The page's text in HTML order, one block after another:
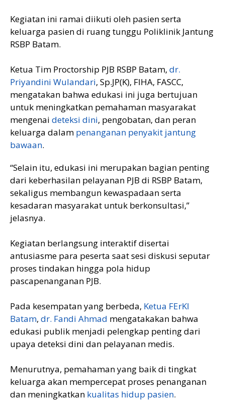
Kegiatan ini ramai diikuti oleh pasien serta
keluarga pasien di ruang tunggu Poliklinik Jantung
RSBP Batam.
Ketua Tim Proctorship PJB RSBP Batam, dr.
Priyandini Wulandari, Sp.JP(K), FIHA, FASCC,
mengatakan bahwa edukasi ini juga bertujuan
untuk meningkatkan pemahaman masyarakat
mengenai deteksi dini, pengobatan, dan peran
keluarga dalam penanganan penyakit jantung
bawaan.
“Selain itu, edukasi ini merupakan bagian penting
dari keberhasilan pelayanan PJB di RSBP Batam,
sekaligus membangun kewaspadaan serta
kesadaran masyarakat untuk berkonsultasi,”
jelasnya.
Kegiatan berlangsung interaktif disertai
antusiasme para peserta saat sesi diskusi seputar
proses tindakan hingga pola hidup
pascapenanganan PJB.
Pada kesempatan yang berbeda, Ketua FErKI
Batam, dr. Fandi Ahmad mengatakakan bahwa
edukasi publik menjadi pelengkap penting dari
upaya deteksi dini dan pelayanan medis.
Menurutnya, pemahaman yang baik di tingkat
keluarga akan mempercepat proses penanganan
dan meningkatkan kualitas hidup pasien.